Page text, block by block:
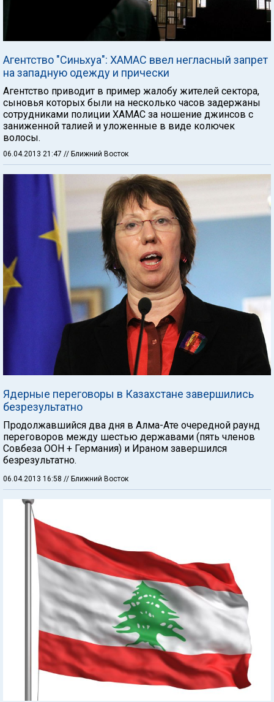
Агентство "Синьхуа": ХАМАС ввел негласный запрет
на западную одежду и прически
Агентство приводит в пример жалобу жителей сектора,
сыновья которых были на несколько часов задержаны
сотрудниками полиции ХАМАС за ношение джинсов с
заниженной талией и уложенные в виде колючек
волосы.
06.04.2013 21:47 // Ближний Восток
Ядерные переговоры в Казахстане завершились
безрезультатно
Продолжавшийся два дня в Алма-Ате очередной раунд
переговоров между шестью державами (пять членов
Совбеза ООН + Германия) и Ираном завершился
безрезультатно.
06.04.2013 16:58 // Ближний Восток